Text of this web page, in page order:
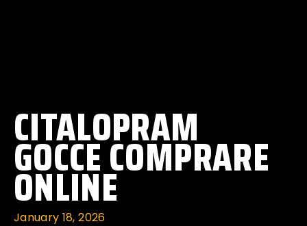
CITALOPRAM
GOCCE COMPRARE
ONLINE
January 18, 2026